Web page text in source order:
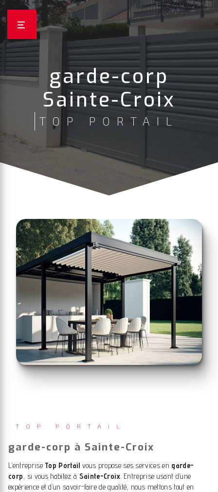
garde-corp
Sainte-Croix
TOP PORTAIL
TOP PORTAIL
garde-corp à Sainte-Croix
L’entreprise Top Portail vous propose ses services en garde-
corp, si vous habitez à Sainte-Croix. Entreprise usant d’une
expérience et d’un savoir-faire de qualité, nous mettons tout en
Panneau de gestion des cookies